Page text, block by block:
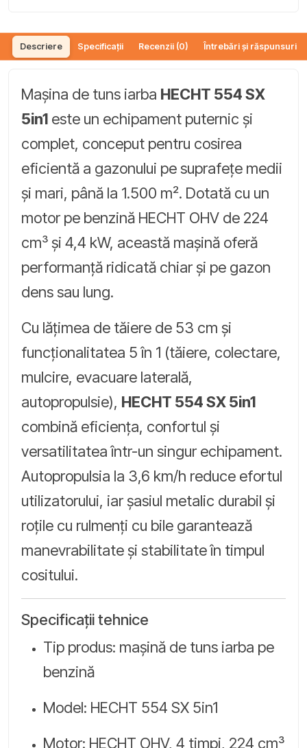
Descriere Specificații Recenzii (0) Întrebări și răspunsuri
Mașina de tuns iarba HECHT 554 SX
5in1 este un echipament puternic și
complet, conceput pentru cosirea
eficientă a gazonului pe suprafețe medii
și mari, până la 1.500 m². Dotată cu un
motor pe benzină HECHT OHV de 224
cm³ și 4,4 kW, această mașină oferă
performanță ridicată chiar și pe gazon
dens sau lung.
Cu lățimea de tăiere de 53 cm și
funcționalitatea 5 în 1 (tăiere, colectare,
mulcire, evacuare laterală,
autopropulsie), HECHT 554 SX 5in1
combină eficiența, confortul și
versatilitatea într-un singur echipament.
Autopropulsia la 3,6 km/h reduce efortul
utilizatorului, iar șasiul metalic durabil și
roțile cu rulmenți cu bile garantează
manevrabilitate și stabilitate în timpul
cositului.
Specificații tehnice
Tip produs: mașină de tuns iarba pe
benzină
Model: HECHT 554 SX 5in1
Motor: HECHT OHV, 4 timpi, 224 cm³